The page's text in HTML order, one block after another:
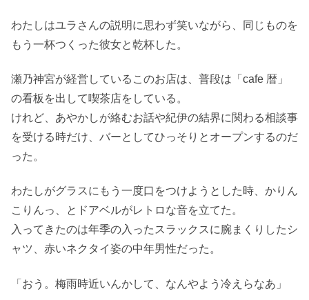
わたしはユラさんの説明に思わず笑いながら、同じものを
もう一杯つくった彼女と乾杯した。
瀬乃神宮が経営しているこのお店は、普段は「cafe 暦」
の看板を出して喫茶店をしている。
けれど、あやかしが絡むお話や紀伊の結界に関わる相談事
を受ける時だけ、バーとしてひっそりとオープンするのだ
った。
わたしがグラスにもう一度口をつけようとした時、かりん
こりんっ、とドアベルがレトロな音を立てた。
入ってきたのは年季の入ったスラックスに腕まくりしたシ
ャツ、赤いネクタイ姿の中年男性だった。
「おう。梅雨時近いんかして、なんやよう冷えらなあ」